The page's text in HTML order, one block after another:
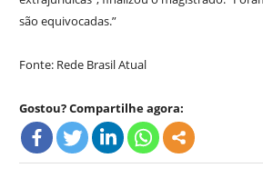
são equivocadas.”
Fonte: Rede Brasil Atual
Gostou? Compartilhe agora: